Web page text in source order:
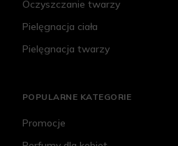
Oczyszczanie twarzy
Pielęgnacja ciała
Pielęgnacja twarzy
POPULARNE KATEGORIE
Promocje